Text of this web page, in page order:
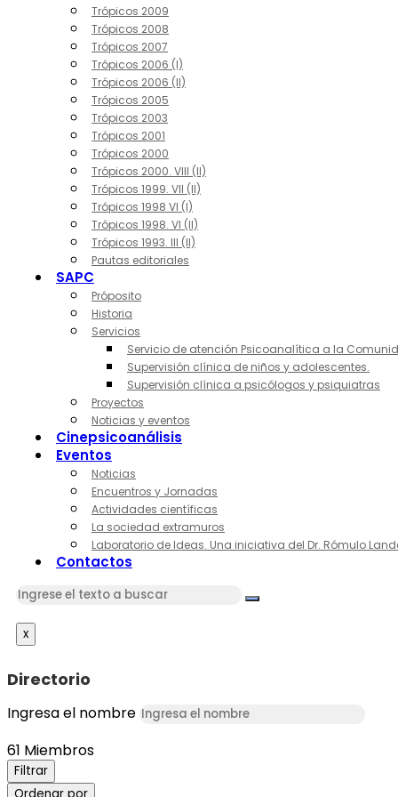
Trópicos 2009
Trópicos 2008
Trópicos 2007
Trópicos 2006 (I)
Trópicos 2006 (II)
Trópicos 2005
Trópicos 2003
Trópicos 2001
Trópicos 2000
Trópicos 2000. VIII (II)
Trópicos 1999. VII (II)
Trópicos 1998 VI (I)
Trópicos 1998. VI (II)
Trópicos 1993. III (II)
Pautas editoriales
SAPC
Próposito
Historia
Servicios
Servicio de atención Psicoanalítica a la
Supervisión clínica de niños y adolescentes.
Supervisión clínica a psicólogos y psiquiatras
Proyectos
Noticias y eventos
Cinepsicoanálisis
Eventos
Noticias
Encuentros y Jornadas
Actividades científicas
La sociedad extramuros
Laboratorio de Ideas. Una iniciativa del Dr. Rómulo
Contactos
x
Directorio
Ingresa el nombre
61 Miembros
Filtrar